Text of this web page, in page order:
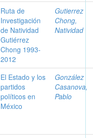
Ruta de
Investigación
de Natividad
Gutiérrez
Chong 1993-
2012
Gutierrez
Chong,
Natividad
El Estado y los
partidos
políticos en
México
González
Casanova,
Pablo